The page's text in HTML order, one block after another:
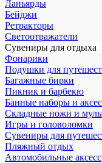
Ланьярды
Бейджи
Ретракторы
Светоотражатели
Сувениры для отдыха
Фонарики
Подушки для
Багажные бирки
Пикник и барбекю
Банные наборы и
Складные ножи и
Игры и головоломки
Сувениры для
Пляжный отдых
Автомобильные